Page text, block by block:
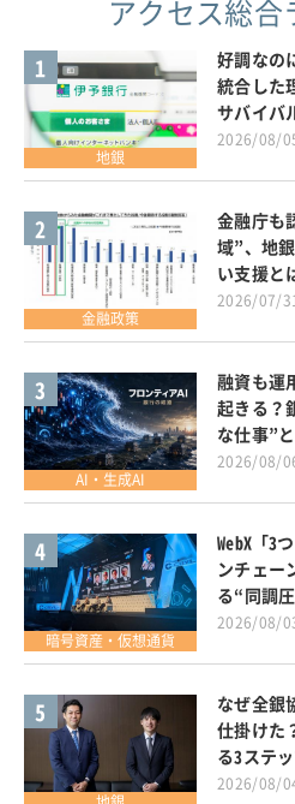
アクセス総
1
地銀
好調なの
統合した
サバイバ
2026/08/
2
金融政策
金融庁も
域”、地
い支援と
2026/07/
3
AI・生成AI
融資も運
起きる？
な仕事”
2026/08/
4
暗号資産・仮想通貨
WebX「3
ンチェー
る“同調
2026/08/
5
なぜ全銀
仕掛けた
る3ステ
2026/08/